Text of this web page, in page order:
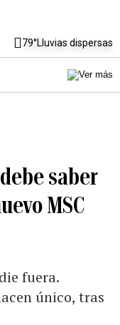
79°Lluvias dispersas
saber
MSC
fuera.
único, tras